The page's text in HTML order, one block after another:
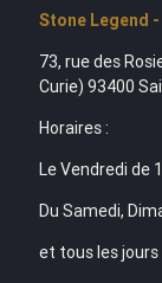
Stone Legend
73, rue des
Curie) 93400
Horaires :
Le Vendredi de
Du Samedi,
et tous les jours